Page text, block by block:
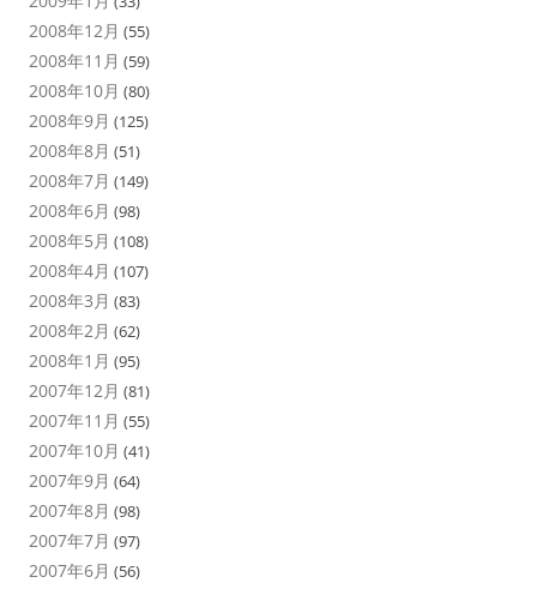
2008年12月 (55)
2008年11月 (59)
2008年10月 (80)
2008年9月 (125)
2008年8月 (51)
2008年7月 (149)
2008年6月 (98)
2008年5月 (108)
2008年4月 (107)
2008年3月 (83)
2008年2月 (62)
2008年1月 (95)
2007年12月 (81)
2007年11月 (55)
2007年10月 (41)
2007年9月 (64)
2007年8月 (98)
2007年7月 (97)
2007年6月 (56)